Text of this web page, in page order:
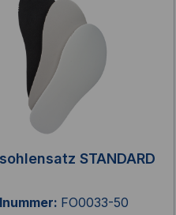
STANDARD
FO0033-50